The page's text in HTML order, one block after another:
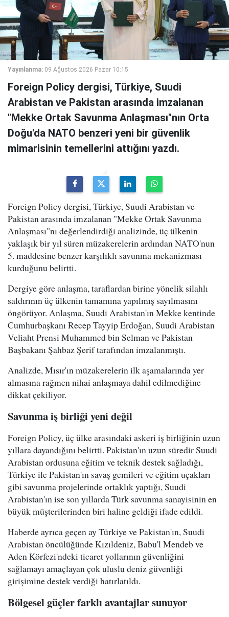
Yayınlanma: 09 Ağustos 2026 Pazar 10:15
Foreign Policy dergisi, Türkiye, Suudi
Arabistan ve Pakistan arasında imzalanan
"Mekke Ortak Savunma Anlaşması"nın Orta
Doğu'da NATO benzeri yeni bir güvenlik
mimarisinin temellerini attığını yazdı.
Foreign Policy dergisi, Türkiye, Suudi Arabistan ve
Pakistan arasında imzalanan "Mekke Ortak Savunma
Anlaşması"nı değerlendirdiği analizinde, üç ülkenin
yaklaşık bir yıl süren müzakerelerin ardından NATO'nun
5. maddesine benzer karşılıklı savunma mekanizması
kurduğunu belirtti.
Dergiye göre anlaşma, taraflardan birine yönelik silahlı
saldırının üç ülkenin tamamına yapılmış sayılmasını
öngörüyor. Anlaşma, Suudi Arabistan'ın Mekke kentinde
Cumhurbaşkanı Recep Tayyip Erdoğan, Suudi Arabistan
Veliaht Prensi Muhammed bin Selman ve Pakistan
Başbakanı Şahbaz Şerif tarafından imzalanmıştı.
Analizde, Mısır'ın müzakerelerin ilk aşamalarında yer
almasına rağmen nihai anlaşmaya dahil edilmediğine
dikkat çekiliyor.
Savunma iş birliği yeni değil
Foreign Policy, üç ülke arasındaki askeri iş birliğinin uzun
yıllara dayandığını belirtti. Pakistan'ın uzun süredir Suudi
Arabistan ordusuna eğitim ve teknik destek sağladığı,
Türkiye ile Pakistan'ın savaş gemileri ve eğitim uçakları
gibi savunma projelerinde ortaklık yaptığı, Suudi
Arabistan'ın ise son yıllarda Türk savunma sanayisinin en
büyük müşterilerinden biri haline geldiği ifade edildi.
Haberde ayrıca geçen ay Türkiye ve Pakistan'ın, Suudi
Arabistan öncülüğünde Kızıldeniz, Babu'l Mendeb ve
Aden Körfezi'ndeki ticaret yollarının güvenliğini
sağlamayı amaçlayan çok uluslu deniz güvenliği
girişimine destek verdiği hatırlatıldı.
Bölgesel güçler farklı avantajlar sunuyor